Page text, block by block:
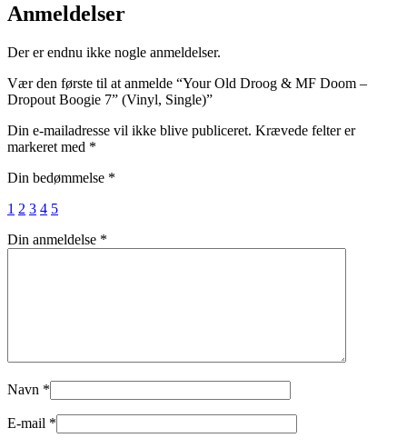
Anmeldelser
Der er endnu ikke nogle anmeldelser.
Vær den første til at anmelde “Your Old Droog & MF Doom –
Dropout Boogie 7” (Vinyl, Single)”
Din e-mailadresse vil ikke blive publiceret. Krævede felter er
markeret med *
Din bedømmelse *
1 2 3 4 5
Din anmeldelse *
Navn *
E-mail *